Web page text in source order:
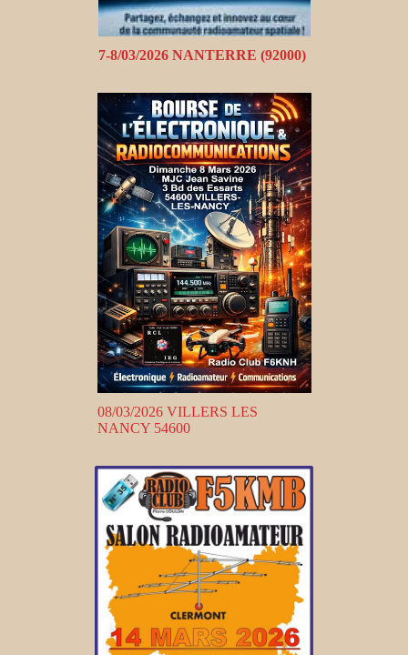
7-8/03/2026 NANTERRE (92000)
08/03/2026 VILLERS LES
NANCY 54600